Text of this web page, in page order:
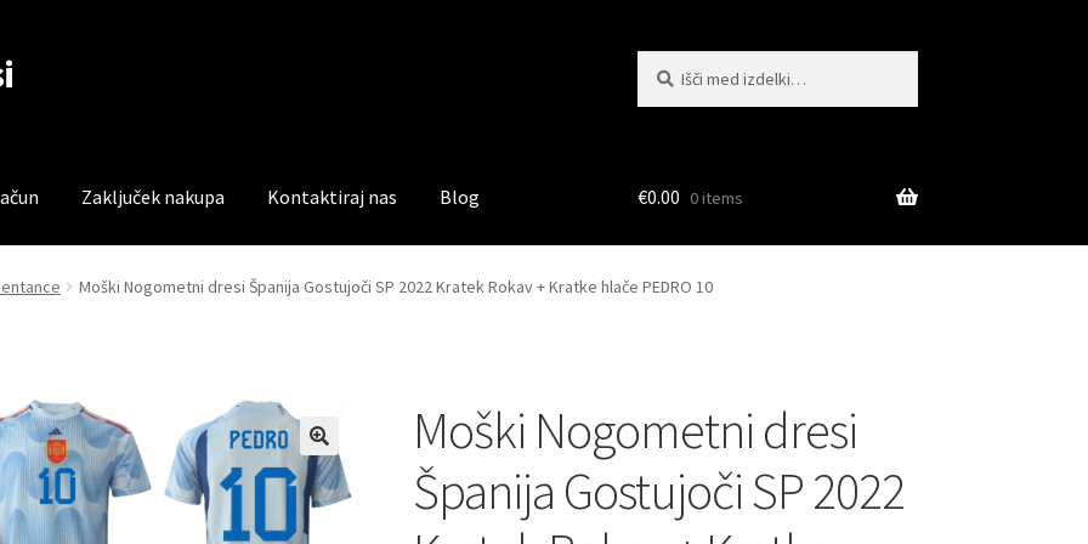
Zaključek nakupa Kontaktiraj nas Blog
Trgovina Zaključek nakupa
€0.00 0 items
Moški Nogometni dresi Španija Gostujoči SP 2022 Kratek Rokav + Kratke hlače PEDRO 10
Moški Nogometni dresi
Španija Gostujoči SP 2022